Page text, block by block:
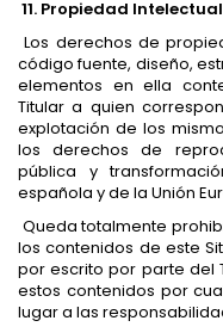
11. Propiedad
Los derechos de
código fuente, diseño,
elementos en ella
Titular a quien
explotación de los
los derechos de
pública y
española y de la Unión
Queda totalmente
los contenidos de este
por escrito por parte del
estos contenidos por
lugar a las